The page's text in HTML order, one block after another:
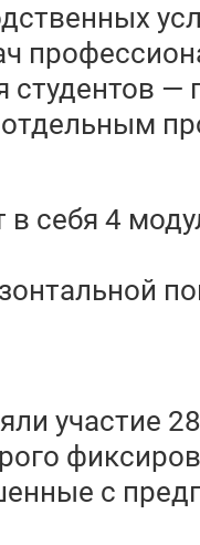
студентов —
себя 4
участие
с